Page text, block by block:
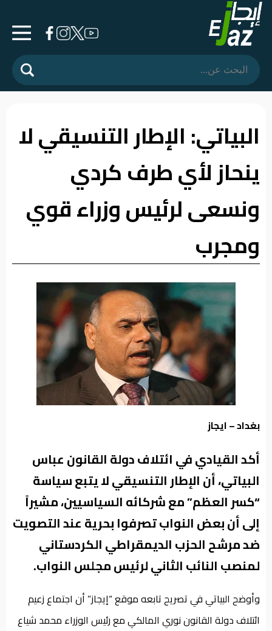
الرئيسية
المشهد
فرشة
الأسواق
وموقف
الفيديوهات
البياتي: الإطار التنسيقي لا
ينحاز لأي طرف كردي
ونسعى لرئيس وزراء قوي
ومجرب
بغداد – ايجاز
أكد القيادي في ائتلاف دولة القانون عباس
البياتي، أن الإطار التنسيقي لا يتبع سياسة
“كسر العظم” مع شركائه السياسيين، مشيراً
إلى أن بعض النواب تصرفوا بحرية عند التصويت
ضد مرشح الحزب الديمقراطي الكردستاني
لمنصب النائب الثاني لرئيس مجلس النواب.
وأوضح البياتي في تصريح تابعه موقع “إيجاز” أن اجتماع زعيم
ائتلاف دولة القانون نوري المالكي مع رئيس الوزراء محمد شياع